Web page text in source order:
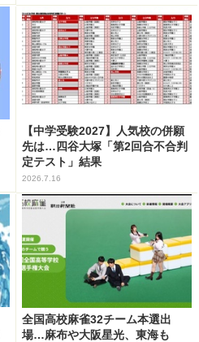
【中学受験2027】人気校の併願
先は…四谷大塚「第2回合不合判
定テスト」結果
2026.7.16
全国高校麻雀32チーム本選出
場…麻布や大阪星光、東海も